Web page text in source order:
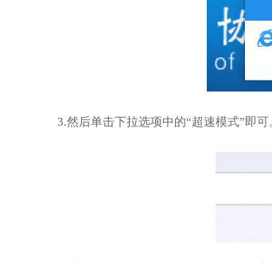
3.然后单击下拉选项中的“超速模式”即可